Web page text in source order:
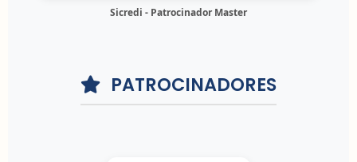
Sicredi - Patrocinador Master
PATROCINADORES